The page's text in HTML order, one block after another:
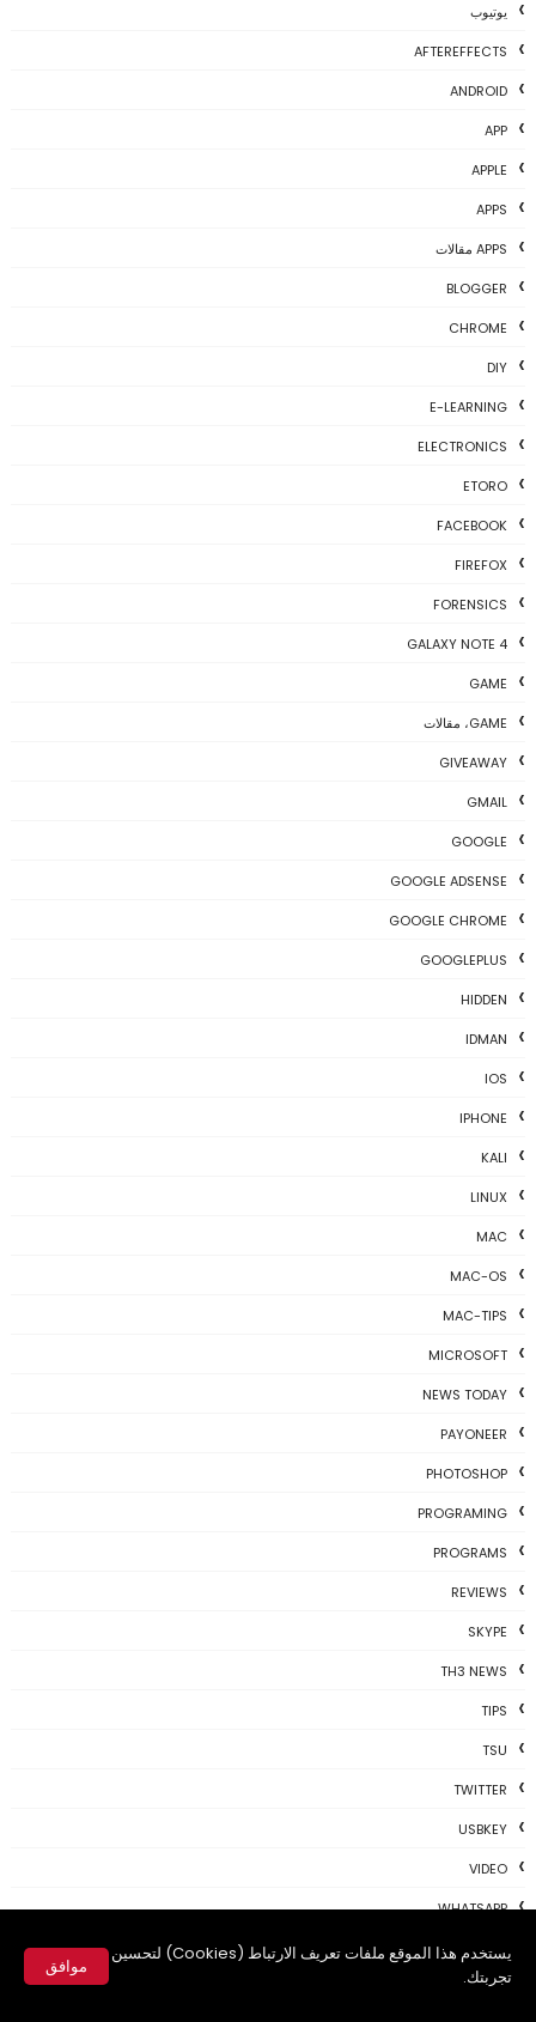
يستخدم هذا الموقع ملفات تعريف الارتباط (Cookies) لتحسين
تجربتك.
موافق
يوتيوب
AFTEREFFECTS
ANDROID
APP
APPLE
APPS
APPS مقالات
BLOGGER
CHROME
DIY
E-LEARNING
ELECTRONICS
ETORO
FACEBOOK
FIREFOX
FORENSICS
GALAXY NOTE 4
GAME
GAME، مقالات
GIVEAWAY
GMAIL
GOOGLE
GOOGLE ADSENSE
GOOGLE CHROME
GOOGLEPLUS
HIDDEN
IDMAN
IOS
IPHONE
KALI
LINUX
MAC
MAC-OS
MAC-TIPS
MICROSOFT
NEWS TODAY
PAYONEER
PHOTOSHOP
PROGRAMING
PROGRAMS
REVIEWS
SKYPE
TH3 NEWS
TIPS
TSU
TWITTER
USBKEY
VIDEO
WHATSAPP
WIFI
WINDOWS